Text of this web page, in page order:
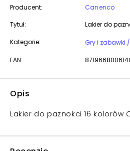
Producent:
Canenco
Tytuł:
Lakier do
Kategorie: Gry i zabawki
EAN:
Opis
Lakier do paznokci 16 kolorów